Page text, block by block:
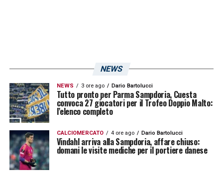
NEWS
NEWS 3 ore ago Dario Bartolucci
Tutto pronto per Parma Sampdoria, Cuesta
convoca 27 giocatori per il Trofeo Doppio Malto:
l’elenco completo
CALCIOMERCATO 4 ore ago Dario Bartolucci
Vindahl arriva alla Sampdoria, affare chiuso:
domani le visite mediche per il portiere danese